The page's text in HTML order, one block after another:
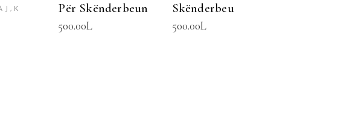
Për Skënderbeun
500.00L
Skënderbeu
500.00L